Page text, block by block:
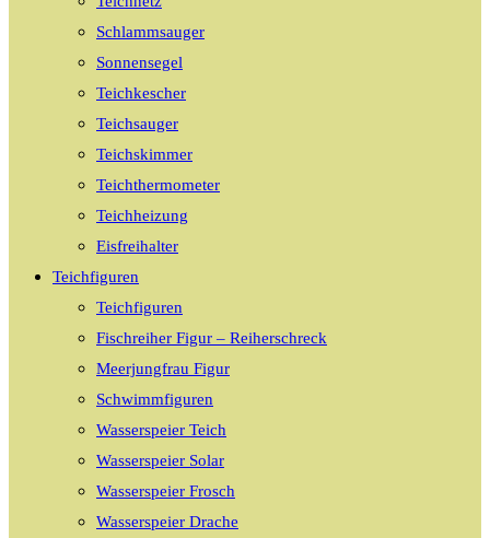
Schlammsauger
Sonnensegel
Teichkescher
Teichsauger
Teichskimmer
Teichthermometer
Teichheizung
Eisfreihalter
Teichfiguren
Teichfiguren
Fischreiher Figur – Reiherschreck
Meerjungfrau Figur
Schwimmfiguren
Wasserspeier Teich
Wasserspeier Solar
Wasserspeier Frosch
Wasserspeier Drache